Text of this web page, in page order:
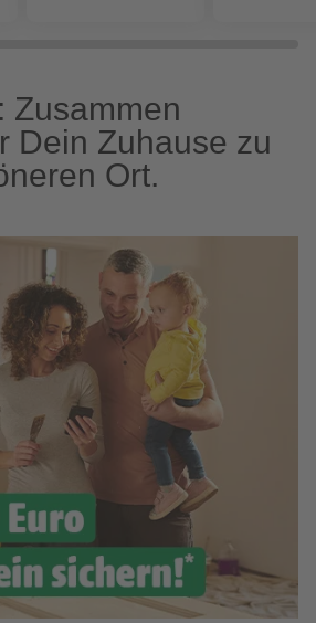
Zusammen
Dein Zuhause zu
Ort.